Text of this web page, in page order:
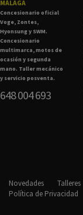
MÁLAGA
Concesionario oficial
Voge, Zontes,
Hyonsung y SWM.
Concesionario
multimarca, motos de
ocasión y segunda
mano. Taller mecánico
y servicio posventa.
648 004 693
Novedades Talleres
Política de Privacidad